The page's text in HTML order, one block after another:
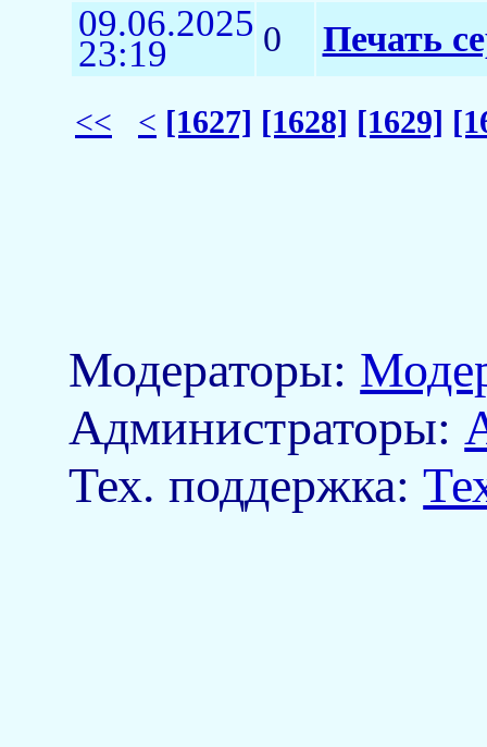
09.06.2025
23:19 0 Печать
<< < [1627] [1628] [1629]
Модераторы:
Aдминистраторы:
Тех. поддержка: